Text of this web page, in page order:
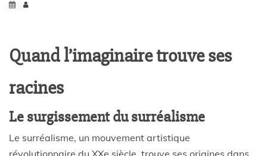
Quand l’imaginaire trouve ses
racines
Le surgissement du surréalisme
Le surréalisme, un mouvement artistique